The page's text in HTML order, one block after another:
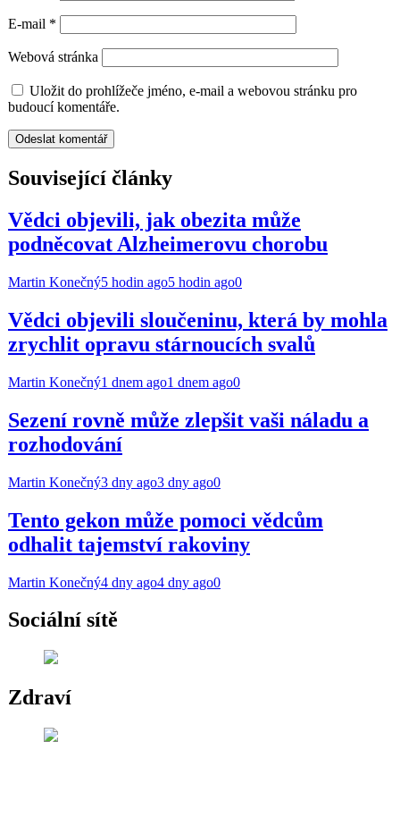
E-mail *
Webová stránka
Uložit do prohlížeče jméno, e-mail a webovou stránku pro
budoucí komentáře.
Související články
Vědci objevili, jak obezita může
podněcovat Alzheimerovu chorobu
Martin Konečný5 hodin ago5 hodin ago0
Vědci objevili sloučeninu, která by mohla
zrychlit opravu stárnoucích svalů
Martin Konečný1 dnem ago1 dnem ago0
Sezení rovně může zlepšit vaši náladu a
rozhodování
Martin Konečný3 dny ago3 dny ago0
Tento gekon může pomoci vědcům
odhalit tajemství rakoviny
Martin Konečný4 dny ago4 dny ago0
Sociální sítě
Zdraví